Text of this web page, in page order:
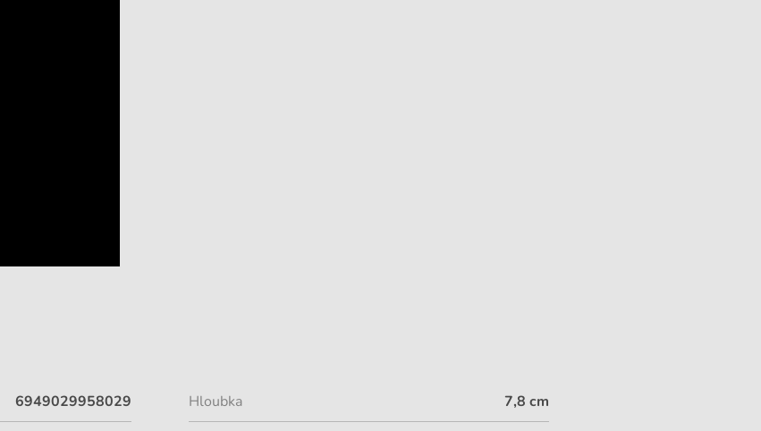
6949029958029 Hloubka 7,8 cm